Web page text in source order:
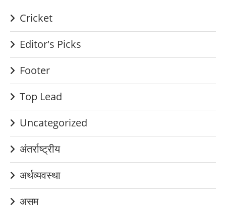
Cricket
Editor's Picks
Footer
Top Lead
Uncategorized
अंतर्राष्ट्रीय
अर्थव्यवस्था
असम